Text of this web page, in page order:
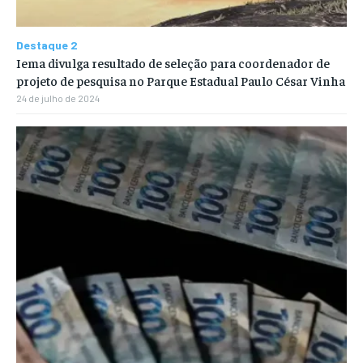
Destaque 2
Iema divulga resultado de seleção para coordenador de
projeto de pesquisa no Parque Estadual Paulo César Vinha
24 de julho de 2024